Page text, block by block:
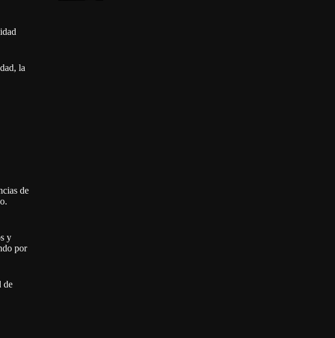
la
de
y
por
de